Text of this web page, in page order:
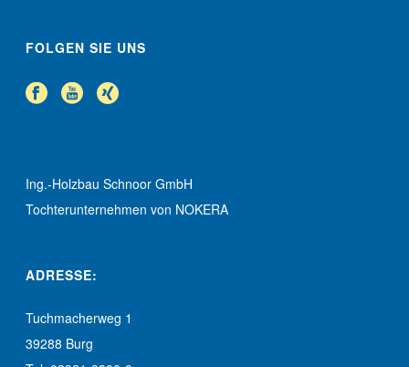
FOLGEN SIE UNS
Ing.-Holzbau Schnoor GmbH
Tochterunternehmen von NOKERA
ADRESSE:
Tuchmacherweg 1
39288 Burg